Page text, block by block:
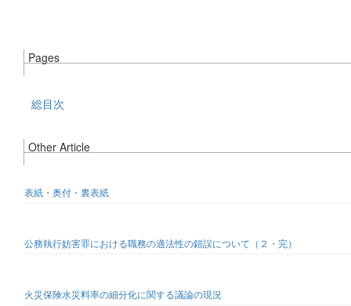
Pages
総目次
Other Article
表紙・奥付・裏表紙
公務執行妨害罪における職務の適法性の錯誤について（２・完）
火災保険水災料率の細分化に関する議論の現況